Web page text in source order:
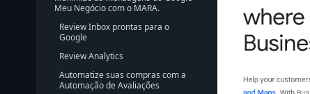
Meu Negócio com o MARA.
Review Inbox prontas para o
Google
Review Analytics
Automatize suas compras com a
Automação de Avaliações